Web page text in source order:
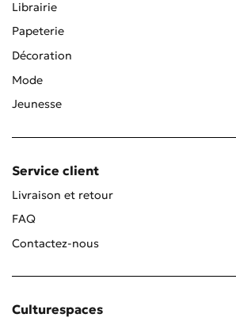
Librairie
Papeterie
Décoration
Mode
Jeunesse
Service client
Livraison et retour
FAQ
Contactez-nous
Culturespaces